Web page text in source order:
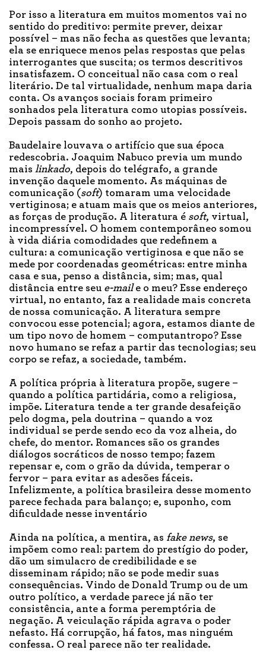
Por isso a literatura em muitos momentos vai no
sentido do preditivo: permite prever, deixar
possível – mas não fecha as questões que levanta;
ela se enriquece menos pelas respostas que pelas
interrogantes que suscita; os termos descritivos
insatisfazem. O conceitual não casa com o real
literário. De tal virtualidade, nenhum mapa daria
conta. Os avanços sociais foram primeiro
sonhados pela literatura como utopias possíveis.
Depois passam do sonho ao projeto.
Baudelaire louvava o artifício que sua época
redescobria. Joaquim Nabuco previa um mundo
mais linkado, depois do telégrafo, a grande
invenção daquele momento. As máquinas de
comunicação (soft) tomaram uma velocidade
vertiginosa; e atuam mais que os meios anteriores,
as forças de produção. A literatura é soft, virtual,
incompressível. O homem contemporâneo somou
à vida diária comodidades que redefinem a
cultura: a comunicação vertiginosa e que não se
mede por coordenadas geométricas: entre minha
casa e sua, penso a distância, sim; mas, qual
distância entre seu e-maile o meu? Esse endereço
virtual, no entanto, faz a realidade mais concreta
de nossa comunicação. A literatura sempre
convocou esse potencial; agora, estamos diante de
um tipo novo de homem – computantropo? Esse
novo humano se refaz a partir das tecnologias; seu
corpo se refaz, a sociedade, também.
A política própria à literatura propõe, sugere –
quando a política partidária, como a religiosa,
impõe. Literatura tende a ter grande desafeição
pelo dogma, pela doutrina – quando a voz
individual se perde sendo eco da voz alheia, do
chefe, do mentor. Romances são os grandes
diálogos socráticos de nosso tempo; fazem
repensar e, com o grão da dúvida, temperar o
fervor – para evitar as adesões fáceis.
Infelizmente, a política brasileira desse momento
parece fechada para balanço; e, suponho, com
dificuldade nesse inventário
Ainda na política, a mentira, as fake news, se
impõem como real: partem do prestígio do poder,
dão um simulacro de credibilidade e se
disseminam rápido; não se pode medir suas
consequências. Vindo de Donald Trump ou de um
outro político, a verdade parece já não ter
consistência, ante a forma peremptória de
negação. A veiculação rápida agrava o poder
nefasto. Há corrupção, há fatos, mas ninguém
confessa. O real parece não ter realidade.